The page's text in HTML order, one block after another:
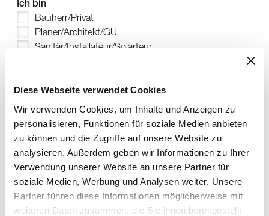
Diese Webseite verwendet Cookies
Wir verwenden Cookies, um Inhalte und Anzeigen zu
personalisieren, Funktionen für soziale Medien anbieten
zu können und die Zugriffe auf unsere Website zu
analysieren. Außerdem geben wir Informationen zu Ihrer
Verwendung unserer Website an unsere Partner für
soziale Medien, Werbung und Analysen weiter. Unsere
Partner führen diese Informationen möglicherweise mit
weiteren Daten zusammen, die Sie ihnen bereitgestellt
Ich bin
Bauherr/Privat
Planer/Architekt/GU
Sanitär/Installateur/Solarteur
Beratungsanfrage
kontaktieren Sie mich (unbedingt Telefonnummer
angeben).
Ihre Kontaktangaben
Anrede*